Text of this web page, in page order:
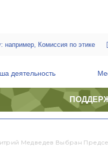
деятельность
Медведев Выбран